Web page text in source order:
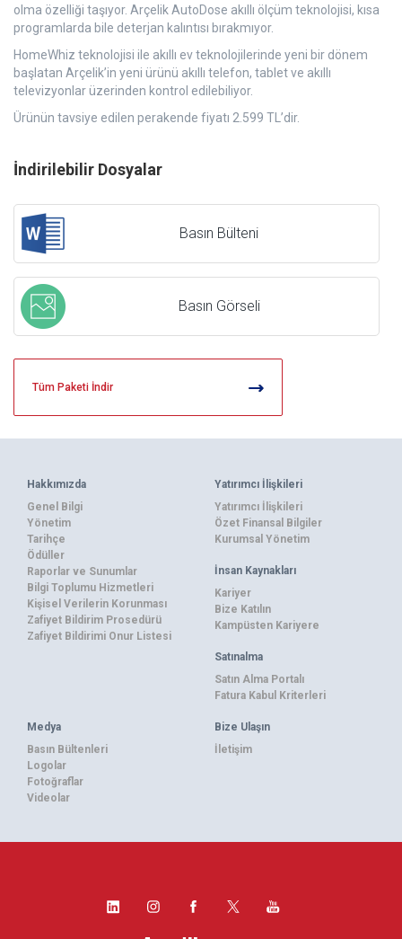
olma özelliği taşıyor. Arçelik AutoDose akıllı ölçüm teknolojisi, kısa
programlarda bile deterjan kalıntısı bırakmıyor.
HomeWhiz teknolojisi ile akıllı ev teknolojilerinde yeni bir dönem
başlatan Arçelik’in yeni ürünü akıllı telefon, tablet ve akıllı
televizyonlar üzerinden kontrol edilebiliyor.
Ürünün tavsiye edilen perakende fiyatı 2.599 TL’dir.
İndirilebilir Dosyalar
Basın Bülteni
Basın Görseli
Tüm Paketi İndir
Hakkımızda
Genel Bilgi
Yönetim
Tarihçe
Ödüller
Raporlar ve Sunumlar
Bilgi Toplumu Hizmetleri
Kişisel Verilerin Korunması
Zafiyet Bildirim Prosedürü
Zafiyet Bildirimi Onur Listesi
Yatırımcı İlişkileri
Yatırımcı İlişkileri
Özet Finansal Bilgiler
Kurumsal Yönetim
İnsan Kaynakları
Kariyer
Bize Katılın
Kampüsten Kariyere
Satınalma
Satın Alma Portalı
Fatura Kabul Kriterleri
Medya
Basın Bültenleri
Logolar
Fotoğraflar
Videolar
Bize Ulaşın
İletişim